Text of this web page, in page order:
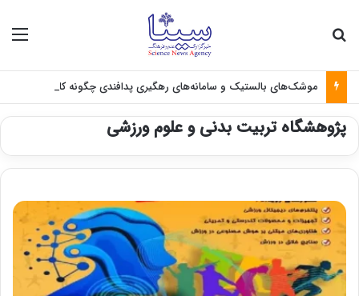
پژوهشگاه تربیت بدنی و علوم ورزشی